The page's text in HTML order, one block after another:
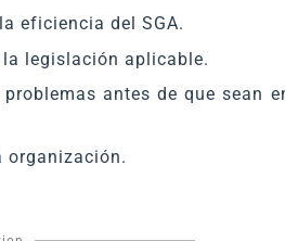
eficiencia del SGA.
legislación aplicable.
antes de que sean
organización.